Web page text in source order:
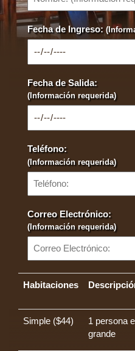
Fecha de Ingreso:
Fecha de Salida:
(Información requerida)
Teléfono:
(Información requerida)
Correo Electrónico:
(Información requerida)
Habitaciones
Simple ($44)
1 persona
grande